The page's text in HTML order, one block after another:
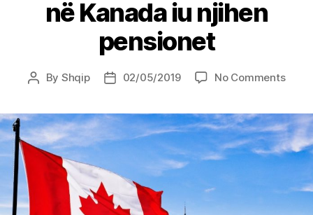
në Kanada iu njihen
pensionet
Post
By Shqip
Post02/05/2019 No Commentson
në
iu